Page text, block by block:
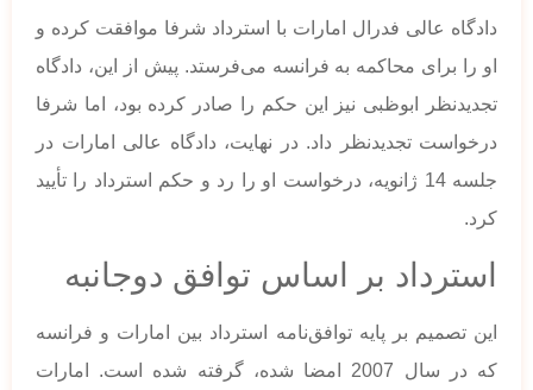
دادگاه عالی فدرال امارات با استرداد شرفا موافقت کرده و
او را برای محاکمه به فرانسه می‌فرستد. پیش از این، دادگاه
تجدیدنظر ابوظبی نیز این حکم را صادر کرده بود، اما شرفا
درخواست تجدیدنظر داد. در نهایت، دادگاه عالی امارات در
جلسه 14 ژانویه، درخواست او را رد و حکم استرداد را تأیید
کرد.
استرداد بر اساس توافق دوجانبه
این تصمیم بر پایه توافق‌نامه استرداد بین امارات و فرانسه
که در سال 2007 امضا شده، گرفته شده است. امارات